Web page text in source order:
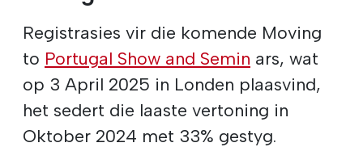
Registrasies vir die komende Moving
to Portugal Show and Semin ars, wat
op 3 April 2025 in Londen plaasvind,
het sedert die laaste vertoning in
Oktober 2024 met 33% gestyg.